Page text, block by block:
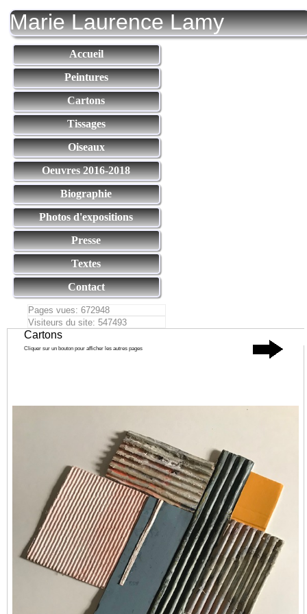
Marie Laurence Lamy
Accueil
Peintures
Cartons
Tissages
Oiseaux
Oeuvres 2016-2018
Biographie
Photos d'expositions
Presse
Textes
Contact
Pages vues: 672948
Visiteurs du site: 547493
Cartons
Cliquer sur un bouton pour afficher les autres pages